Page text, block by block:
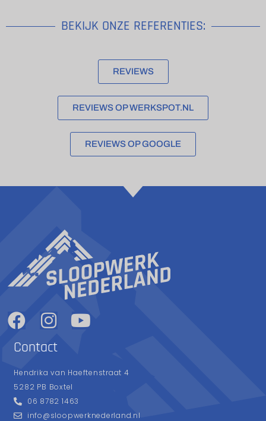
BEKIJK ONZE REFERENTIES:
REVIEWS
REVIEWS OP WERKSPOT.NL
REVIEWS OP GOOGLE
Contact
Hendrika van Haeftenstraat 4
5282 PB Boxtel
06 8782 1463
info@sloopwerknederland.nl